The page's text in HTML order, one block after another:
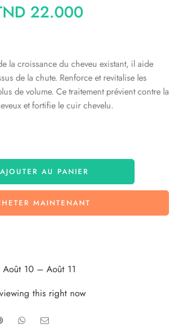
22.000
la croissance du cheveu existant, il aide
de la chute. Renforce et revitalise les
de volume. Ce traitement prévient contre la
et fortifie le cuir chevelu.
AJOUTER AU PANIER
MAINTENANT
Août 10 – Août 11
this right now